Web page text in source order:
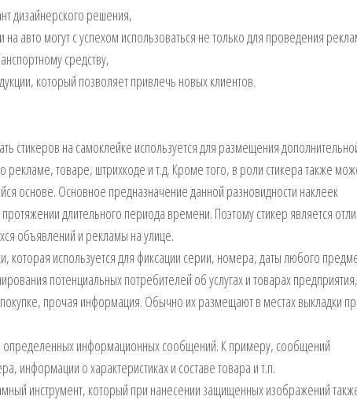
дизайнерского решения,
авто могут с успехом использоваться не только для проведения
средству,
который позволяет привлечь новых клиентов.
стикеров на самоклейке используется для размещения
рекламе, товаре, штрихкоде и т.д. Кроме того, в роли стикера также
основе. Основное предназначение данной разновидности наклеек
длительного периода времени. Поэтому стикер является
объявлений и рекламы на улице.
которая используется для фиксации серии, номера, даты любого
потенциальных потребителей об услугах и товарах
прочая информация. Обычно их размещают в местах выкладки
информационных сообщений. К примеру, сообщений
о характеристиках и составе товара и т.п.
инструмент, который при нанесении защищенных изображений